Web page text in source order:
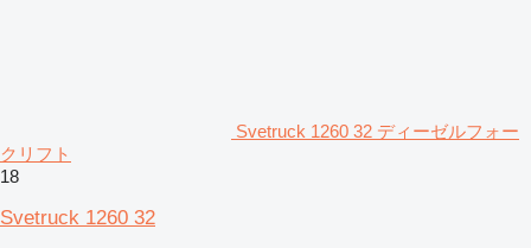
Svetruck 1260 32 ディーゼルフォー
クリフト
18
Svetruck 1260 32